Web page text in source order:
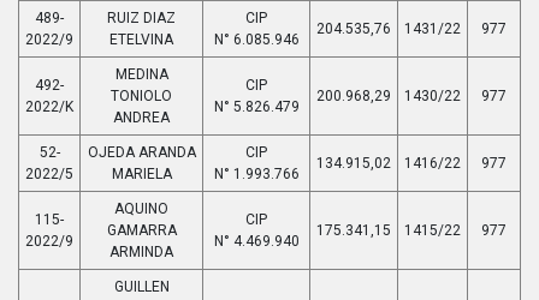
489-
2022/9
RUIZ DIAZ
ETELVINA
CIP
N° 6.085.946
204.535,76 1431/22 977
492-
2022/K
MEDINA
TONIOLO
ANDREA
CIP
N° 5.826.479
200.968,29 1430/22 977
52-
2022/5
OJEDA ARANDA
MARIELA
CIP
N° 1.993.766
134.915,02 1416/22 977
115-
2022/9
AQUINO
GAMARRA
ARMINDA
CIP
N° 4.469.940
175.341,15 1415/22 977
GUILLEN